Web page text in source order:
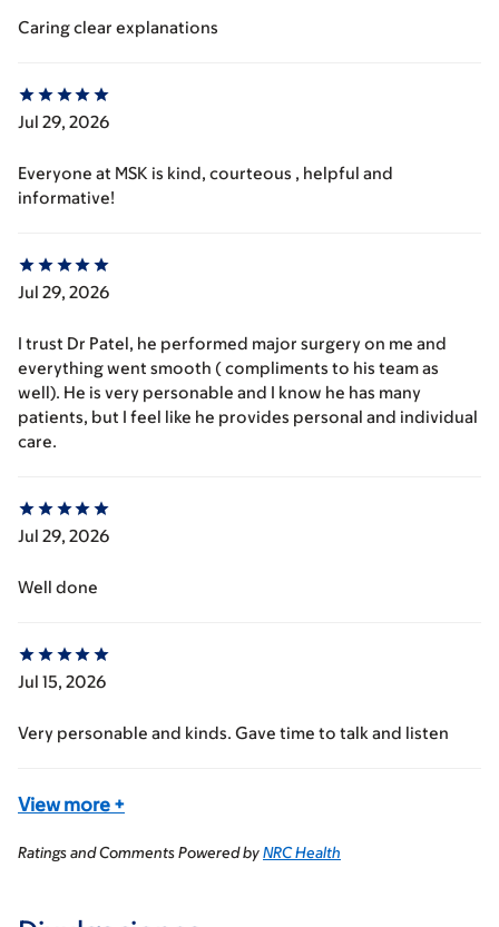
Caring clear explanations
Jul 29, 2026
Everyone at MSK is kind, courteous , helpful and
informative!
Jul 29, 2026
I trust Dr Patel, he performed major surgery on me and
everything went smooth ( compliments to his team as
well). He is very personable and I know he has many
patients, but I feel like he provides personal and individual
care.
Jul 29, 2026
Well done
Jul 15, 2026
Very personable and kinds. Gave time to talk and listen
View more +
Ratings and Comments Powered byNRC Health